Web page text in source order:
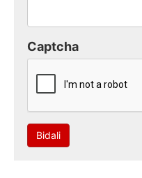
Captcha
Bidali